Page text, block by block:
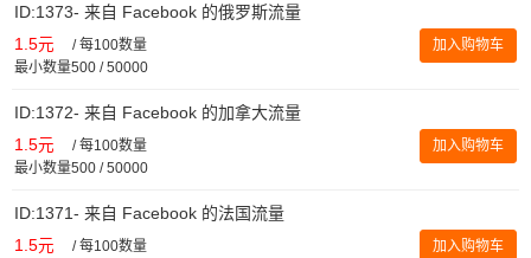
ID:1373- 来自 Facebook 的俄罗斯流量
1.5元 /每100数量
最小数量500 / 50000
加入购物车
ID:1372- 来自 Facebook 的加拿大流量
1.5元 /每100数量
最小数量500 / 50000
加入购物车
ID:1371- 来自 Facebook 的法国流量
1.5元 /每100数量
加入购物车